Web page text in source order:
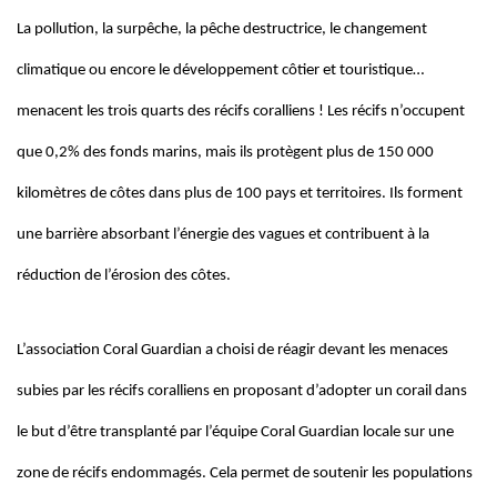
La pollution, la surpêche, la pêche destructrice, le changement
climatique ou encore le développement côtier et touristique…
menacent les trois quarts des récifs coralliens ! Les récifs n’occupent
que 0,2% des fonds marins, mais ils protègent plus de 150 000
kilomètres de côtes dans plus de 100 pays et territoires. Ils forment
une barrière absorbant l’énergie des vagues et contribuent à la
réduction de l’érosion des côtes.
L’association Coral Guardian a choisi de réagir devant les menaces
subies par les récifs coralliens en proposant d’adopter un corail dans
le but d’être transplanté par l’équipe Coral Guardian locale sur une
zone de récifs endommagés. Cela permet de soutenir les populations